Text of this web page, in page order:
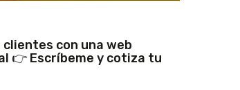
con una web
👉 Escríbeme y cotiza tu